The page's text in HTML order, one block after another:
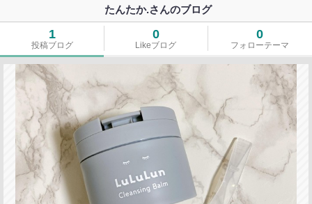
たんたか.さんのブログ
1
投稿ブログ
0
Likeブログ
0
フォローテーマ